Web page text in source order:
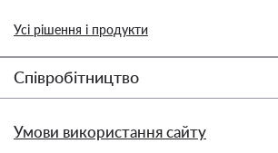
Усі рішення і продукти
Співробітництво
Умови використання сайту